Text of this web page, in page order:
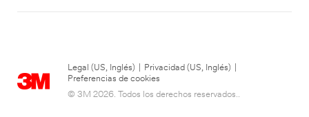
Legal (US, Inglés) Privacidad (US, Inglés)
Preferencias de cookies
© 3M 2026. Todos los derechos reservados..